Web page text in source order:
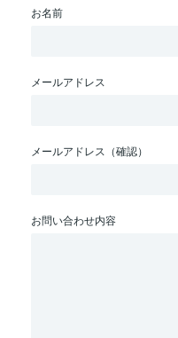
お名前
メールアドレス
メールアドレス（確認）
お問い合わせ内容